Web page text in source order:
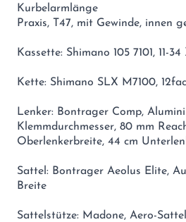
Kurbelarmlänge
Praxis, T47, mit Gewinde, innen
Kassette: Shimano 105 7101, 11-34
Kette: Shimano SLX M7100,
Lenker: Bontrager Comp,
Klemmdurchmesser, 80 mm
Oberlenkerbreite, 44 cm
Sattel: Bontrager Aeolus Elite,
Breite
Sattelstütze: Madone, Aero-